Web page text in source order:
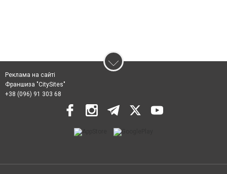
Реклама на сайті
Франшиза "CitySites"
+38 (096) 91 303 68